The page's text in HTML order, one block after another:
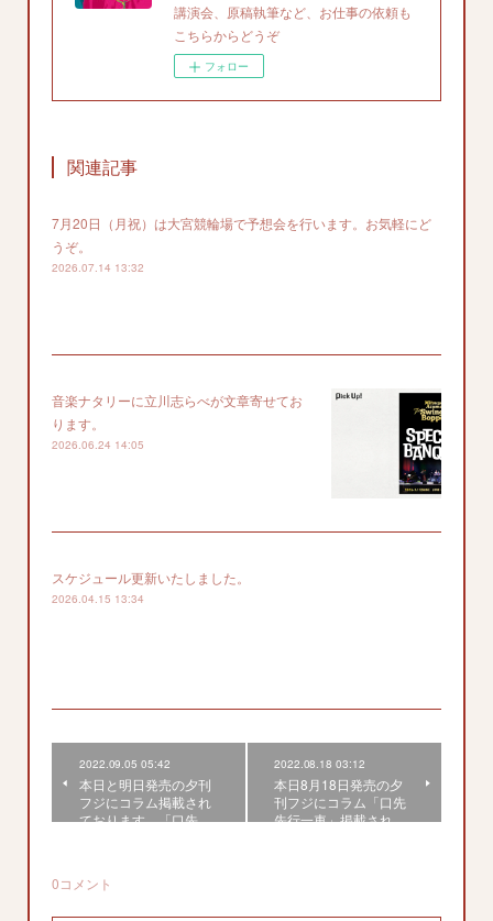
講演会、原稿執筆など、お仕事の依頼も
こちらからどうぞ
フォロー
関連記事
7月20日（月祝）は大宮競輪場で予想会を行います。お気軽にど
うぞ。
2026.07.14 13:32
音楽ナタリーに立川志らべが文章寄せてお
ります。
2026.06.24 14:05
スケジュール更新いたしました。
2026.04.15 13:34
2022.09.05 05:42
本日と明日発売の夕刊
フジにコラム掲載され
ております。「口先…
2022.08.18 03:12
本日8月18日発売の夕
刊フジにコラム「口先
先行一車」掲載され…
0コメント